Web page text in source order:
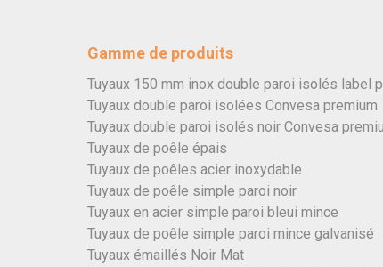
Gamme de produits
Tuyaux 150 mm inox double paroi isolés label
Tuyaux double paroi isolées Convesa premium
Tuyaux double paroi isolés noir Convesa
Tuyaux de poêle épais
Tuyaux de poêles acier inoxydable
Tuyaux de poêle simple paroi noir
Tuyaux en acier simple paroi bleui mince
Tuyaux de poêle simple paroi mince galvanisé
Tuyaux émaillés Noir Mat